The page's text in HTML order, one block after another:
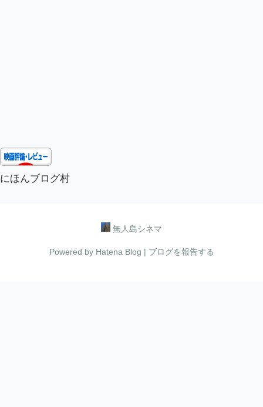
にほんブログ村
無人島シネマ
Powered by Hatena Blog | ブログを報告する